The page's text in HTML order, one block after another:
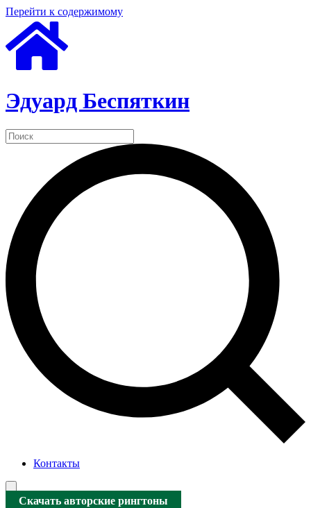
Перейти к содержимому
Эдуард Беспяткин
Контакты
Скачать авторские рингтоны